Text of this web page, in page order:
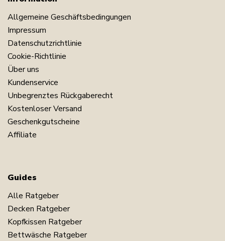
Allgemeine Geschäftsbedingungen
Impressum
Datenschutzrichtlinie
Cookie-Richtlinie
Über uns
Kundenservice
Unbegrenztes Rückgaberecht
Kostenloser Versand
Geschenkgutscheine
Affiliate
Guides
Alle Ratgeber
Decken Ratgeber
Kopfkissen Ratgeber
Bettwäsche Ratgeber